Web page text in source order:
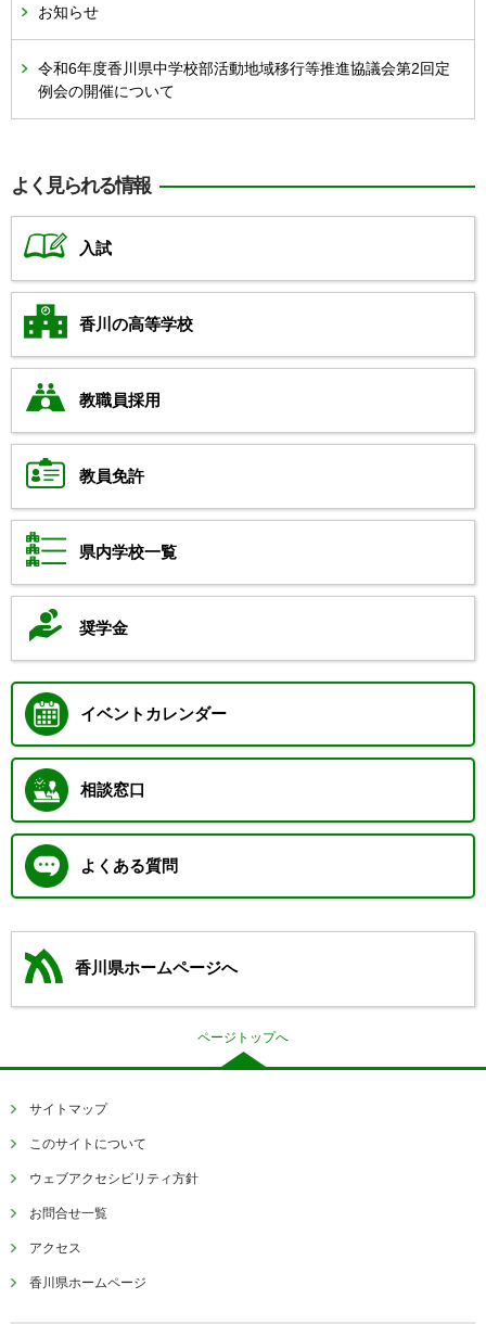
お知らせ
令和6年度香川県中学校部活動地域移行等推進協議会第2回定
例会の開催について
よく見られる情報
入試
香川の高等学校
教職員採用
教員免許
県内学校一覧
奨学金
イベントカレンダー
相談窓口
よくある質問
香川県ホームページへ
ページトップへ
サイトマップ
このサイトについて
ウェブアクセシビリティ方針
お問合せ一覧
アクセス
香川県ホームページ